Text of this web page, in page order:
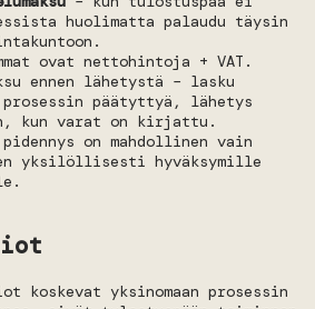
huolimatta palaudu täysin
ovat nettohintoja + VAT.
ennen lähetystä – lasku
päätyttyä, lähetys
kun varat on kirjattu.
pidennys on mahdollinen vain
yksilöllisesti hyväksymille
koskevat yksinomaan prosessin